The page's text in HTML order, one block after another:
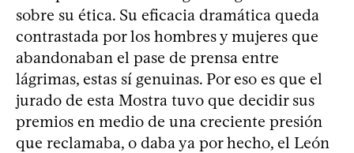
sobre su ética. Su eficacia dramática queda
contrastada por los hombres y mujeres que
abandonaban el pase de prensa entre
lágrimas, estas sí genuinas. Por eso es que el
jurado de esta Mostra tuvo que decidir sus
premios en medio de una creciente presión
que reclamaba, o daba ya por hecho, el León